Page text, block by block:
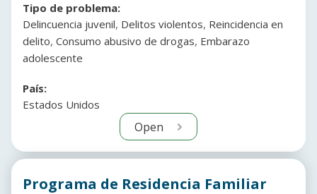
Tipo de problema:
Delincuencia juvenil, Delitos violentos, Reincidencia en
delito, Consumo abusivo de drogas, Embarazo
adolescente
País:
Estados Unidos
Open
Programa de Residencia Familiar